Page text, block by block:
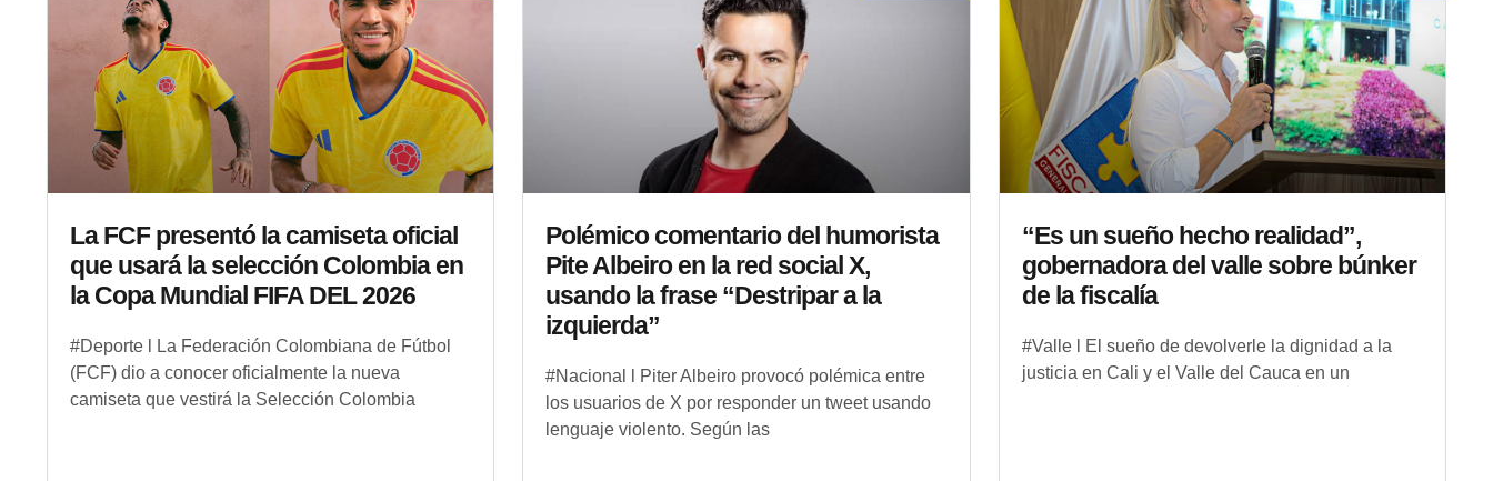
La FCF presentó la camiseta oficial
que usará la selección Colombia en
la Copa Mundial FIFA DEL 2026
#Deporte l La Federación Colombiana de Fútbol
(FCF) dio a conocer oficialmente la nueva
camiseta que vestirá la Selección Colombia
Polémico comentario del humorista
Pite Albeiro en la red social X,
usando la frase “Destripar a la
izquierda”
#Nacional l Piter Albeiro provocó polémica entre
los usuarios de X por responder un tweet usando
lenguaje violento. Según las
“Es un sueño hecho realidad”,
gobernadora del valle sobre búnker
de la fiscalía
#Valle l El sueño de devolverle la dignidad a la
justicia en Cali y el Valle del Cauca en un